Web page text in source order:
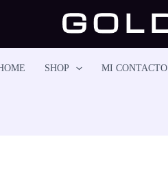
SHOP MI CONTACTO